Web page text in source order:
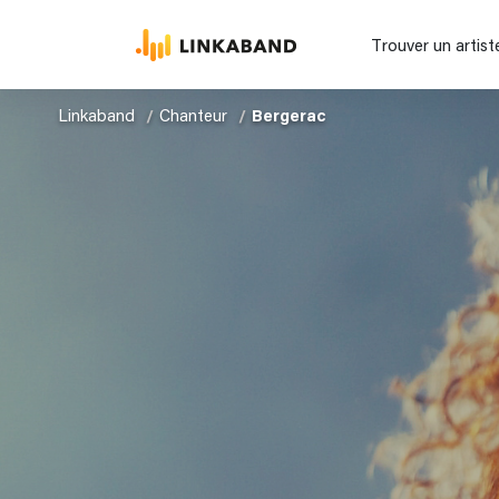
Trouver un
Linkaband Chanteur Bergerac